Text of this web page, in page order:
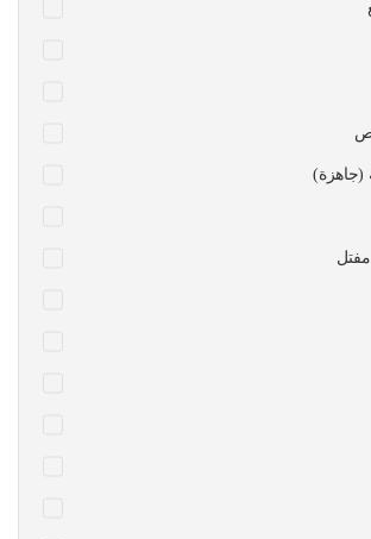
(جاهزة)
مفتل